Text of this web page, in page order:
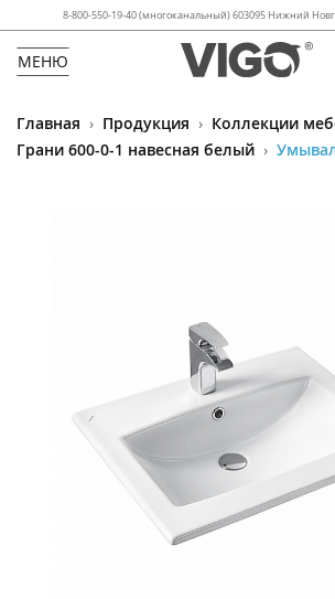
8-800-550-19-40 (многоканальный) 603095 Нижний
МЕНЮ
Главная › Продукция › Коллекции
Грани 600-0-1 навесная белый ›